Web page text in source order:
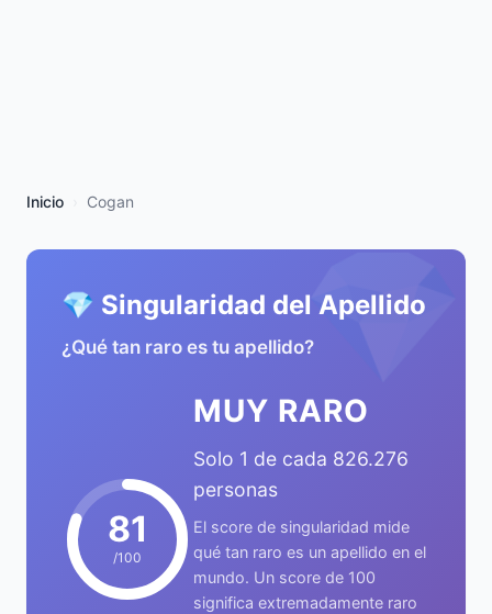
Inicio Cogan
💎
💎 Singularidad del Apellido
¿Qué tan raro es tu apellido?
81
/100
MUY RARO
Solo 1 de cada 826.276
personas
El score de singularidad mide
qué tan raro es un apellido en el
mundo. Un score de 100
significa extremadamente raro